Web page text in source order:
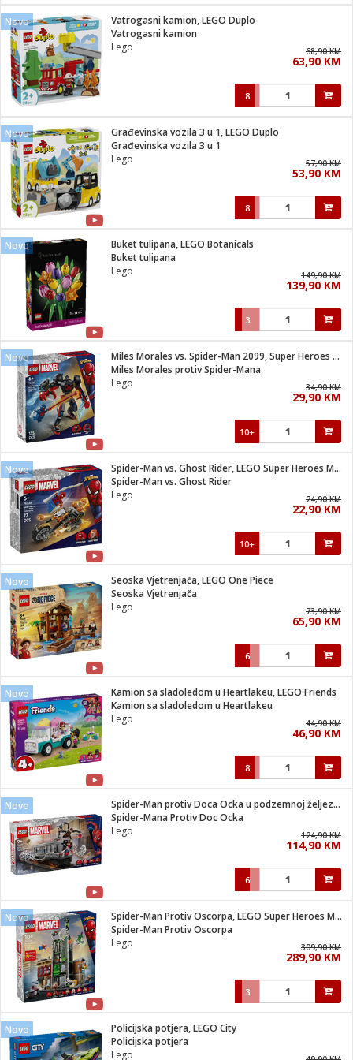
metar
aparati
mesa
kafu
ostalo
pribor
pribor
Vitrine
Sušilica
/ Zdravlje
za kosu
brijanje
program
pribor
materijal
i kutije
i oprema
gorivo
100
brave
Novo
Vatrogasni kamion, LEGO Duplo
Vatrogasni kamion
Lego
68,90 KM
63,90 KM
8
Novo
Građevinska vozila 3 u 1, LEGO Duplo
Građevinska vozila 3 u 1
Lego
57,90 KM
53,90 KM
8
Novo
Buket tulipana, LEGO Botanicals
Buket tulipana
Lego
149,90 KM
139,90 KM
3
Novo
Miles Morales vs. Spider-Man 2099, Super Heroes Marvel
Miles Morales protiv Spider-Mana
Lego
34,90 KM
29,90 KM
10+
Novo
Spider-Man vs. Ghost Rider, LEGO Super Heroes Marvel
Spider-Man vs. Ghost Rider
Lego
24,90 KM
22,90 KM
10+
Novo
Seoska Vjetrenjača, LEGO One Piece
Seoska Vjetrenjača
Lego
73,90 KM
65,90 KM
6
Novo
Kamion sa sladoledom u Heartlakeu, LEGO Friends
Kamion sa sladoledom u Heartlakeu
Lego
44,90 KM
46,90 KM
8
Novo
Spider-Man protiv Doca Ocka u podzemnoj željeznici
Spider-Mana Protiv Doc Ocka
Lego
124,90 KM
114,90 KM
6
Novo
Spider-Man Protiv Oscorpa, LEGO Super Heroes Marvel
Spider-Man Protiv Oscorpa
Lego
309,90 KM
289,90 KM
3
Novo
Policijska potjera, LEGO City
Policijska potjera
Lego